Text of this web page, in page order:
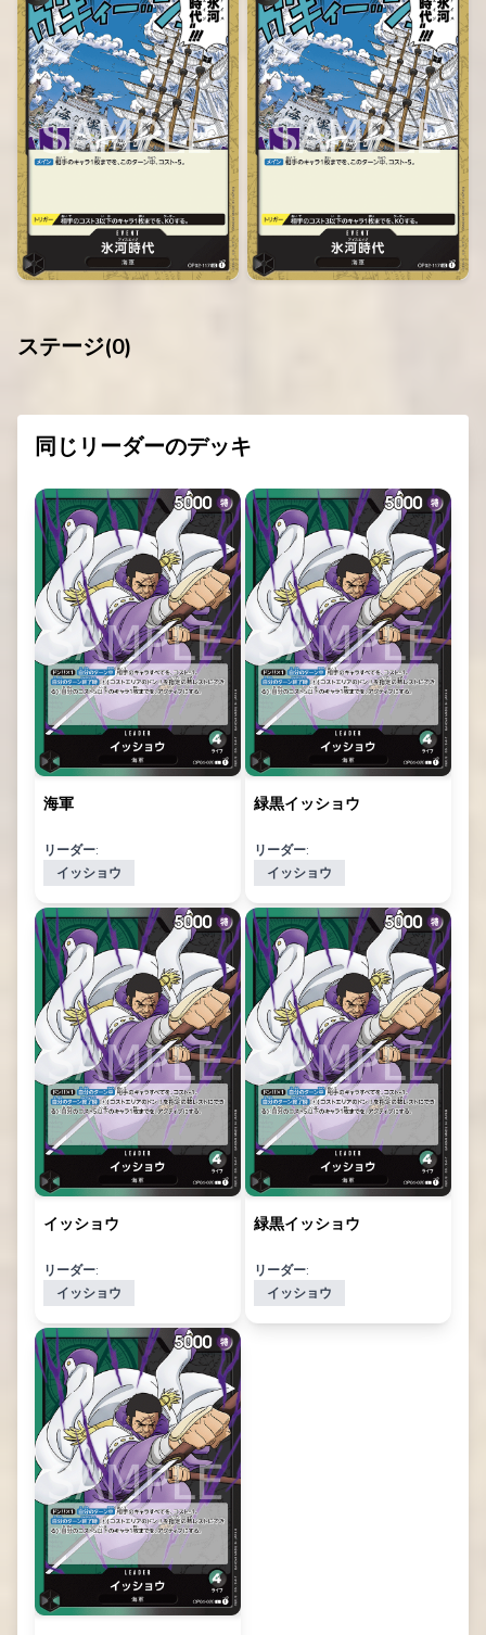
ステージ(0)
同じリーダーのデッキ
海軍
リーダー:
イッショウ
緑黒イッショウ
リーダー:
イッショウ
イッショウ
リーダー:
イッショウ
緑黒イッショウ
リーダー:
イッショウ